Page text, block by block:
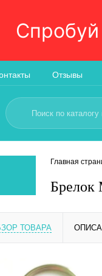
Отзывы
Главная
Брелок
ТОВАРА